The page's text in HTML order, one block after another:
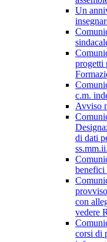
Un
progetti
c.m.
Avviso
di dati
benefici
con
vedere
corsi di